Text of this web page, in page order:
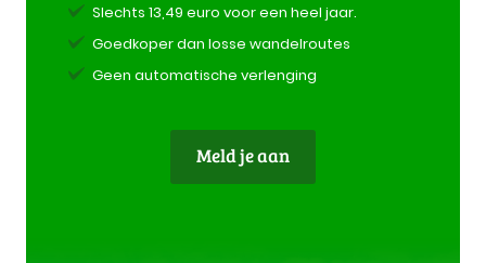
Slechts 13,49 euro voor een heel jaar.
Goedkoper dan losse wandelroutes
Geen automatische verlenging
Meld je aan